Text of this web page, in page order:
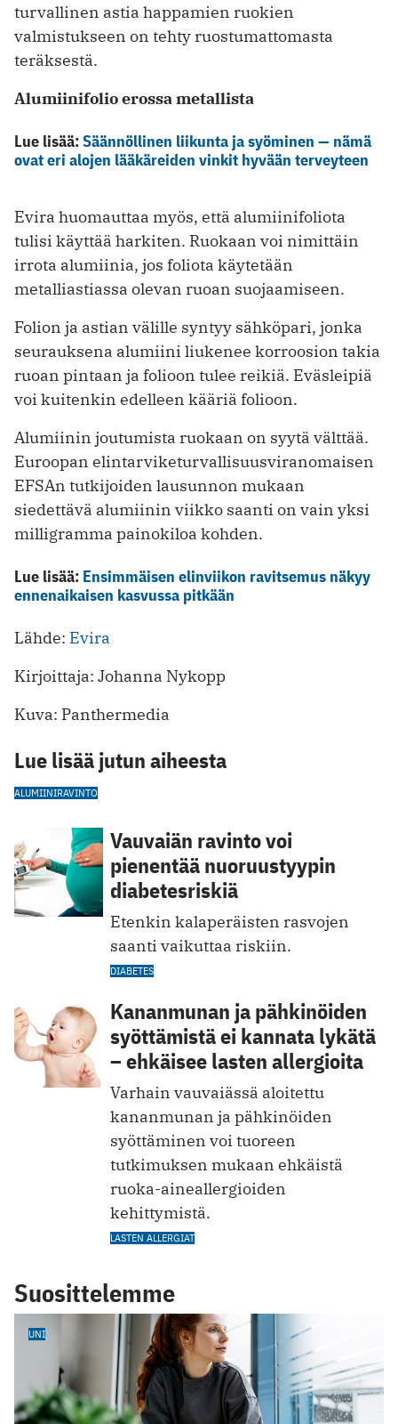
turvallinen astia happamien ruokien
valmistukseen on tehty ruostumattomasta
teräksestä.
Alumiinifolio erossa metallista
Lue lisää:Säännöllinen liikunta ja syöminen — nämä
ovat eri alojen lääkäreiden vinkit hyvään terveyteen
Evira huomauttaa myös, että alumiinifoliota
tulisi käyttää harkiten. Ruokaan voi nimittäin
irrota alumiinia, jos foliota käytetään
metalliastiassa olevan ruoan suojaamiseen.
Folion ja astian välille syntyy sähköpari, jonka
seurauksena alumiini liukenee korroosion takia
ruoan pintaan ja folioon tulee reikiä. Eväsleipiä
voi kuitenkin edelleen kääriä folioon.
Alumiinin joutumista ruokaan on syytä välttää.
Euroopan elintarviketurvallisuusviranomaisen
EFSAn tutkijoiden lausunnon mukaan
siedettävä alumiinin viikko saanti on vain yksi
milligramma painokiloa kohden.
Lue lisää: Ensimmäisen elinviikon ravitsemus näkyy
ennenaikaisen kasvussa pitkään
Lähde: Evira
Kirjoittaja: Johanna Nykopp
Kuva: Panthermedia
Lue lisää jutun aiheesta
ALUMIINIRAVINTO
Vauvaiän ravinto voi
pienentää nuoruustyypin
diabetesriskiä
Etenkin kalaperäisten rasvojen
saanti vaikuttaa riskiin.
DIABETES
Kananmunan ja pähkinöiden
syöttämistä ei kannata lykätä
– ehkäisee lasten allergioita
Varhain vauvaiässä aloitettu
kananmunan ja pähkinöiden
syöttäminen voi tuoreen
tutkimuksen mukaan ehkäistä
ruoka-aineallergioiden
kehittymistä.
LASTEN ALLERGIAT
Suosittelemme
UNI